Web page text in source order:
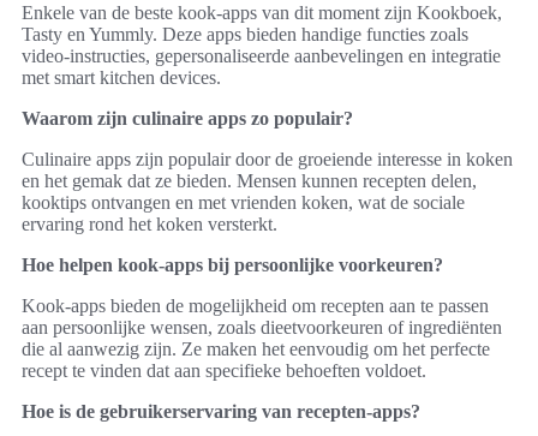
Enkele van de beste kook-apps van dit moment zijn Kookboek,
Tasty en Yummly. Deze apps bieden handige functies zoals
video-instructies, gepersonaliseerde aanbevelingen en integratie
met smart kitchen devices.
Waarom zijn culinaire apps zo populair?
Culinaire apps zijn populair door de groeiende interesse in koken
en het gemak dat ze bieden. Mensen kunnen recepten delen,
kooktips ontvangen en met vrienden koken, wat de sociale
ervaring rond het koken versterkt.
Hoe helpen kook-apps bij persoonlijke voorkeuren?
Kook-apps bieden de mogelijkheid om recepten aan te passen
aan persoonlijke wensen, zoals dieetvoorkeuren of ingrediënten
die al aanwezig zijn. Ze maken het eenvoudig om het perfecte
recept te vinden dat aan specifieke behoeften voldoet.
Hoe is de gebruikerservaring van recepten-apps?